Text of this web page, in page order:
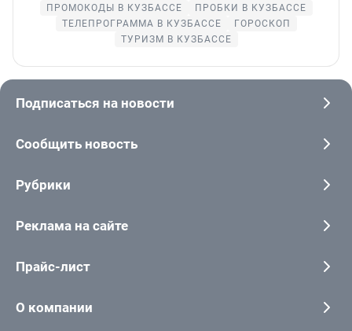
ПРОМОКОДЫ В КУЗБАССЕ
ПРОБКИ В КУЗБАССЕ
ТЕЛЕПРОГРАММА В КУЗБАССЕ
ГОРОСКОП
ТУРИЗМ В КУЗБАССЕ
Подписаться на новости
Сообщить новость
Рубрики
Реклама на сайте
Прайс-лист
О компании